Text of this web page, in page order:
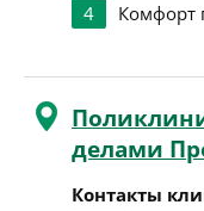
4
Комфорт
делами
Контакты